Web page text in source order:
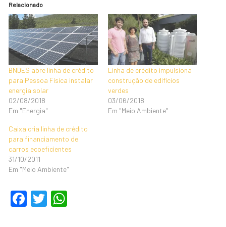
Relacionado
BNDES abre linha de crédito
para Pessoa Física instalar
energia solar
02/08/2018
Em "Energia"
Linha de crédito impulsiona
construção de edifícios
verdes
03/06/2018
Em "Meio Ambiente"
Caixa cria linha de crédito
para financiamento de
carros ecoeficientes
31/10/2011
Em "Meio Ambiente"
F
T